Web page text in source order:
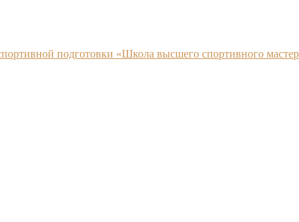
подготовки «Школа высшего спортивного